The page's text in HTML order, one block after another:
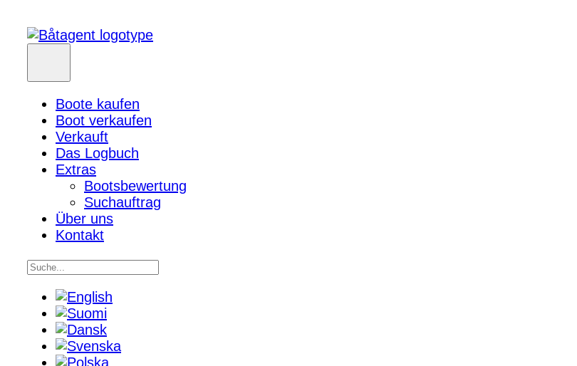
Boote kaufen
Boot verkaufen
Verkauft
Das Logbuch
Extras
Bootsbewertung
Suchauftrag
Über uns
Kontakt